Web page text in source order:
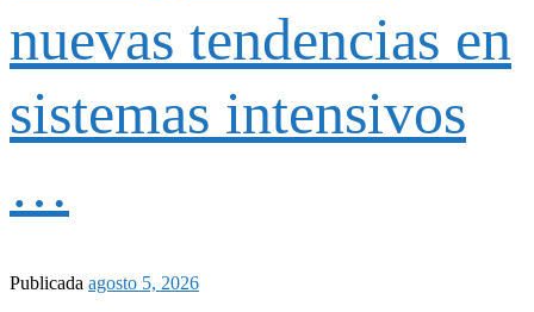
nuevas tendencias en
sistemas intensivos
…
Publicada agosto 5, 2026